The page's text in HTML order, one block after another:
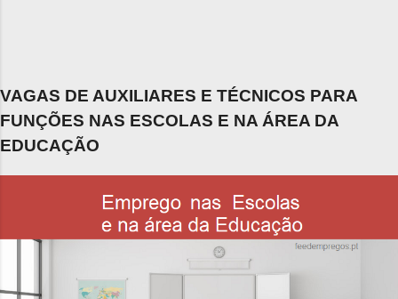
VAGAS DE AUXILIARES E TÉCNICOS PARA
FUNÇÕES NAS ESCOLAS E NA ÁREA DA
EDUCAÇÃO